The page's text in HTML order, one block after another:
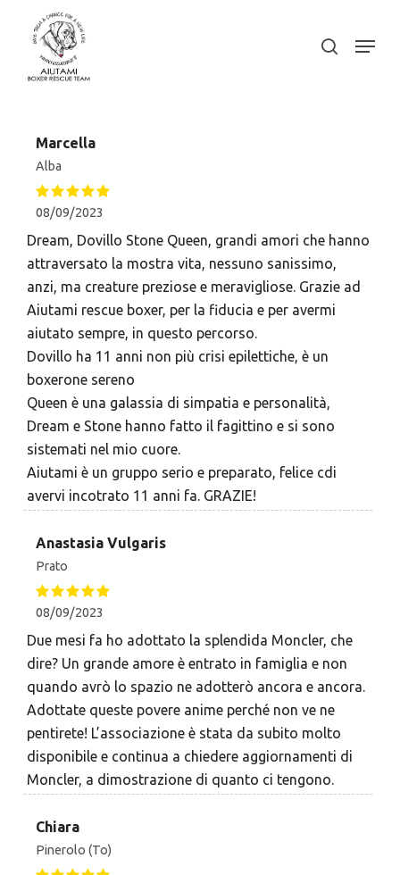
content
search
Menu
Marcella
Alba
08/09/2023
Dream, Dovillo Stone Queen, grandi amori che hanno
attraversato la mostra vita, nessuno sanissimo,
anzi, ma creature preziose e meravigliose. Grazie ad
Aiutami rescue boxer, per la fiducia e per avermi
aiutato sempre, in questo percorso.
Dovillo ha 11 anni non più crisi epilettiche, è un
boxerone sereno
Queen è una galassia di simpatia e personalità,
Dream e Stone hanno fatto il fagittino e si sono
sistemati nel mio cuore.
Aiutami è un gruppo serio e preparato, felice cdi
avervi incotrato 11 anni fa. GRAZIE!
Anastasia Vulgaris
Prato
08/09/2023
Due mesi fa ho adottato la splendida Moncler, che
dire? Un grande amore è entrato in famiglia e non
quando avrò lo spazio ne adotterò ancora e ancora.
Adottate queste povere anime perché non ve ne
pentirete! L’associazione è stata da subito molto
disponibile e continua a chiedere aggiornamenti di
Moncler, a dimostrazione di quanto ci tengono.
Chiara
Pinerolo (To)
Close